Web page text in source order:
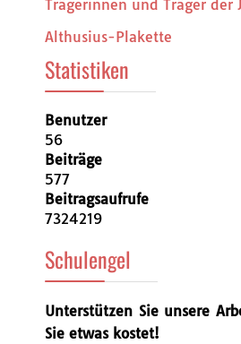
Trägerinnen und Träger der
Althusius-Plakette
Statistiken
Benutzer
56
Beiträge
577
Beitragsaufrufe
7324219
Schulengel
Unterstützen Sie unsere
Sie etwas kostet!